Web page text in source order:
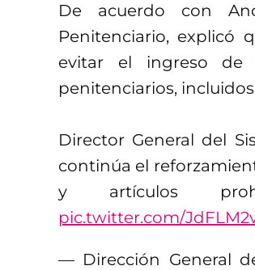
De acuerdo con
Penitenciario, explicó
evitar el ingreso de
penitenciarios,
Director General del
continúa el
y artículos
pic.twitter.com/
— Dirección General